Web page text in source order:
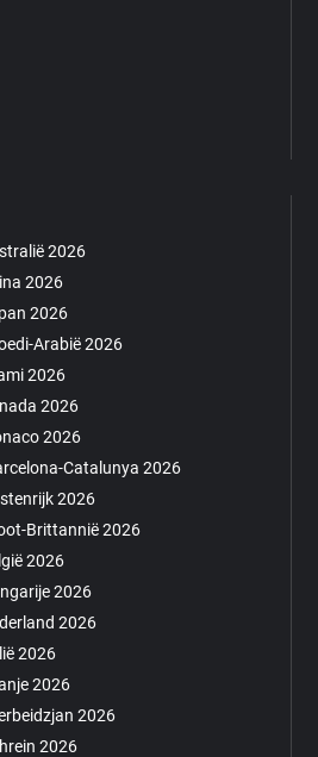
2026
2026
2026
Arabië 2026
2026
2026
2026
Catalunya 2026
2026
Brittannië 2026
2026
2026
2026
2026
2026
2026
2026